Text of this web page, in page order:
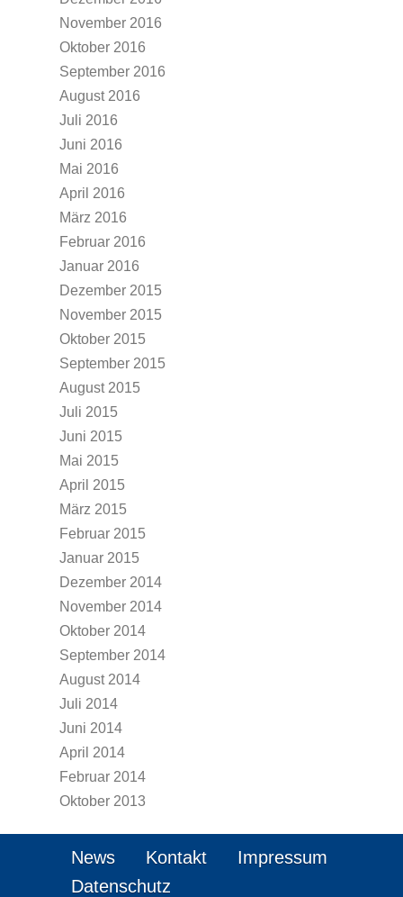
November 2016
Oktober 2016
September 2016
August 2016
Juli 2016
Juni 2016
Mai 2016
April 2016
März 2016
Februar 2016
Januar 2016
Dezember 2015
November 2015
Oktober 2015
September 2015
August 2015
Juli 2015
Juni 2015
Mai 2015
April 2015
März 2015
Februar 2015
Januar 2015
Dezember 2014
November 2014
Oktober 2014
September 2014
August 2014
Juli 2014
Juni 2014
April 2014
Februar 2014
Oktober 2013
News Kontakt
Impressum
Datenschutz